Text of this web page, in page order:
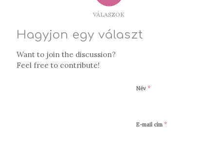
VÁLASZOK
Hagyjon egy választ
Want to join the discussion?
Feel free to contribute!
Név *
E-mail cím *